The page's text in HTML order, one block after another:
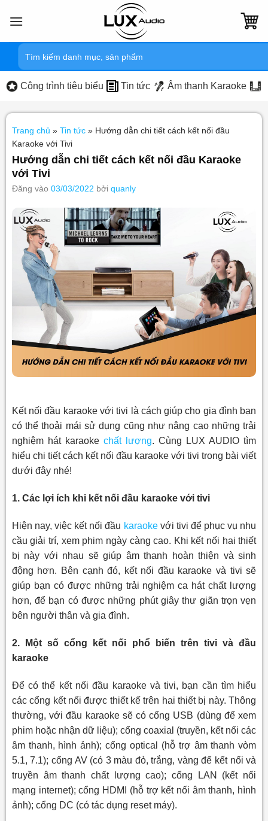
qua
Tìm
kiếm:
Công trình tiêu biểu Tin tức Âm thanh Karaoke
Trang chủ » Tin tức» Hướng dẫn chi tiết cách kết nối đầu
Karaoke với Tivi
Hướng dẫn chi tiết cách kết nối đầu Karaoke
với Tivi
Đăng vào 03/03/2022 bởi quanly
Kết nối đầu karaoke với tivi là cách giúp cho gia đình bạn
có thể thoải mái sử dụng cũng như nâng cao những trải
nghiệm hát karaoke chất lượng. Cùng LUX AUDIO tìm
hiểu chi tiết cách kết nối đầu karaoke với tivi trong bài viết
dưới đây nhé!
1. Các lợi ích khi kết nối đầu karaoke với tivi
Hiện nay, việc kết nối đầu karaokevới tivi để phục vụ nhu
cầu giải trí, xem phim ngày càng cao. Khi kết nối hai thiết
bị này với nhau sẽ giúp âm thanh hoàn thiện và sinh
động hơn. Bên cạnh đó, kết nối đầu karaoke và tivi sẽ
giúp bạn có được những trải nghiệm ca hát chất lượng
hơn, để bạn có được những phút giây thư giãn trọn vẹn
bên người thân và gia đình.
2. Một số cổng kết nối phổ biến trên tivi và đầu
karaoke
Để có thể kết nối đầu karaoke và tivi, bạn cần tìm hiểu
các cổng kết nối được thiết kế trên hai thiết bị này. Thông
thường, với đầu karaoke sẽ có cổng USB (dùng để xem
phim hoặc nhận dữ liệu); cổng coaxial (truyền, kết nối các
âm thanh, hình ảnh); cổng optical (hỗ trợ âm thanh vòm
5.1, 7.1); cổng AV (có 3 màu đỏ, trắng, vàng để kết nối và
truyền âm thanh chất lượng cao); cổng LAN (kết nối
mạng internet); cổng HDMI (hỗ trợ kết nối âm thanh, hình
ảnh); cổng DC (có tác dụng reset máy).